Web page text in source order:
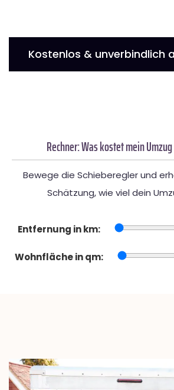
Kostenlos & unverbindlich
Rechner: Was kostet mein
Bewege die Schieberegler und
Schätzung, wie viel dein
Entfernung in km:
Wohnfläche in qm: